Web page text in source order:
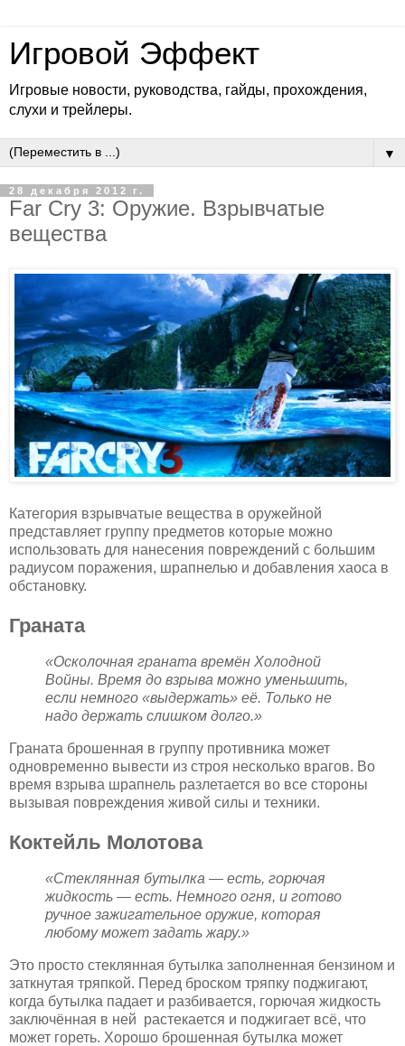
Игровой Эффект
Игровые новости, руководства, гайды, прохождения,
слухи и трейлеры.
▼
28 декабря 2012 г.
Far Cry 3: Оружие. Взрывчатые
вещества
Категория взрывчатые вещества в оружейной
представляет группу предметов которые можно
использовать для нанесения повреждений с большим
радиусом поражения, шрапнелью и добавления хаоса в
обстановку.
Граната
«Осколочная граната времён Холодной
Войны. Время до взрыва можно уменьшить,
если немного «выдержать» её. Только не
надо держать слишком долго.»
Граната брошенная в группу противника может
одновременно вывести из строя несколько врагов. Во
время взрыва шрапнель разлетается во все стороны
вызывая повреждения живой силы и техники.
Коктейль Молотова
«Стеклянная бутылка — есть, горючая
жидкость — есть. Немного огня, и готово
ручное зажигательное оружие, которая
любому может задать жару.»
Это просто стеклянная бутылка заполненная бензином и
заткнутая тряпкой. Перед броском тряпку поджигают,
когда бутылка падает и разбивается, горючая жидкость
заключённая в ней растекается и поджигает всё, что
может гореть. Хорошо брошенная бутылка может